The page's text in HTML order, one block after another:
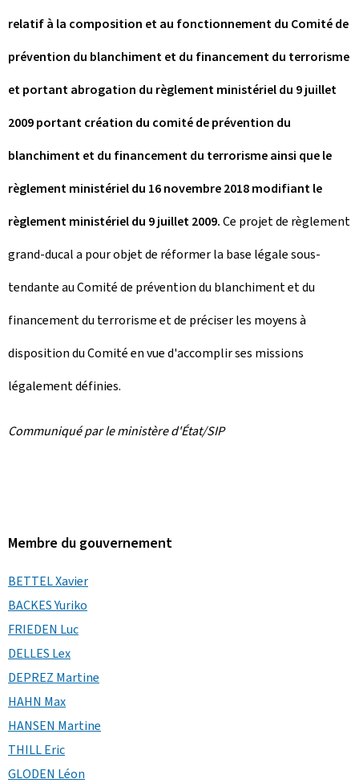
relatif à la composition et au fonctionnement du Comité de
prévention du blanchiment et du financement du terrorisme
et portant abrogation du règlement ministériel du 9 juillet
2009 portant création du comité de prévention du
blanchiment et du financement du terrorisme ainsi que le
règlement ministériel du 16 novembre 2018 modifiant le
règlement ministériel du 9 juillet 2009.Ce projet de règlement
grand-ducal a pour objet de réformer la base légale sous-
tendante au Comité de prévention du blanchiment et du
financement du terrorisme et de préciser les moyens à
disposition du Comité en vue d'accomplir ses missions
légalement définies.
Communiqué par le ministère d'État/SIP
Membre du gouvernement
BETTEL Xavier
BACKES Yuriko
FRIEDEN Luc
DELLES Lex
DEPREZ Martine
HAHN Max
HANSEN Martine
THILL Eric
GLODEN Léon